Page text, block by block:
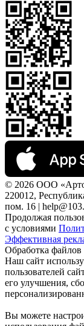
© 2026 ООО
220012,
пом. 16 |
Продолжая
с условиями
Эффективная
Обработка файлов
Наш сайт
пользователей
его улучшения,
Вы можете